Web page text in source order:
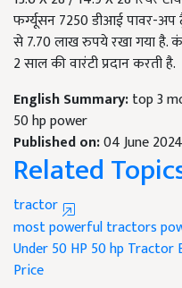
फर्ग्यूसन 7250 डीआई पावर-अप
से 7.70 लाख रुपये रखा गया है.
2 साल की वारंटी प्रदान करती है.
English Summary:top 3
50 hp power
Published on:04 June
Related
tractor
most powerful tractors
Under 50 HP50 hp Tractor
Price